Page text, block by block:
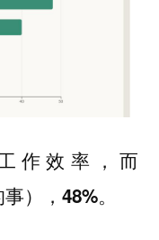
作效率，而
），48%。